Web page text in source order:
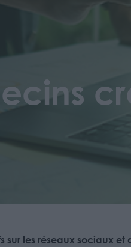
les réseaux sociaux et